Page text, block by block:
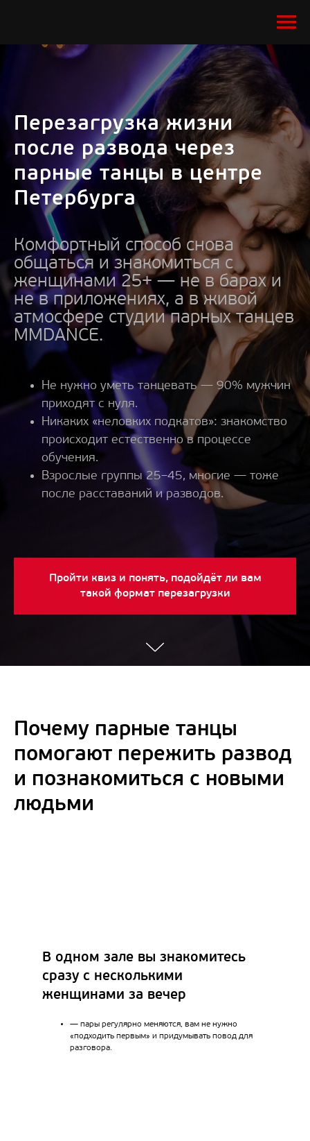
Перезагрузка жизни
после развода через
парные танцы в центре
Петербурга
Комфортный способ снова
общаться и знакомиться с
женщинами 25+ — не в барах и
не в приложениях, а в живой
атмосфере студии парных танцев
MMDANCE.
Не нужно уметь танцевать — 90% мужчин
приходят с нуля.
Никаких «неловких подкатов»: знакомство
происходит естественно в процессе
обучения.
Взрослые группы 25–45, многие — тоже
после расставаний и разводов.
Пройти квиз и понять, подойдёт ли вам
такой формат перезагрузки
Почему парные танцы
помогают пережить развод
и познакомиться с новыми
людьми
В одном зале вы знакомитесь
сразу с несколькими
женщинами за вечер
— пары регулярно меняются, вам не нужно
«подходить первым» и придумывать повод для
разговора.